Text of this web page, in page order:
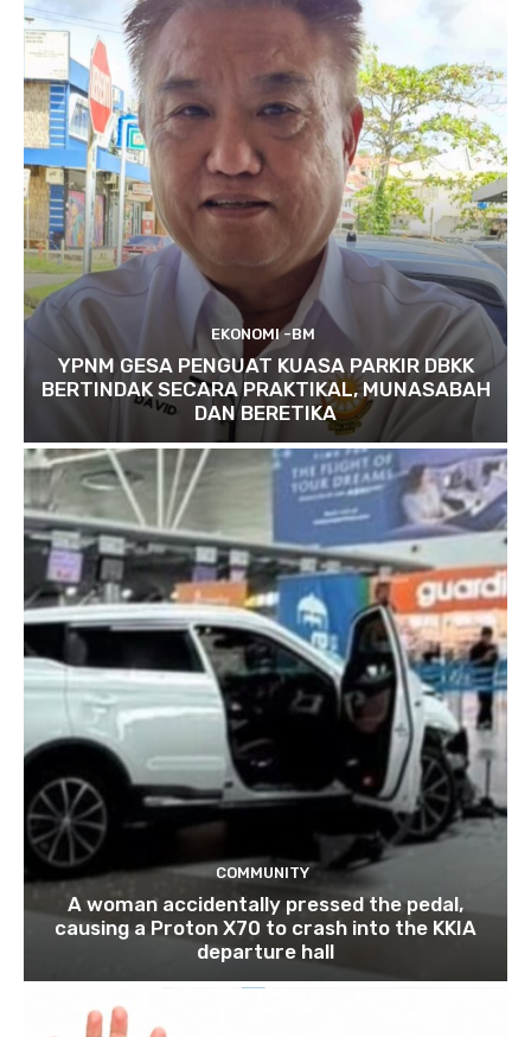
EKONOMI -BM
YPNM GESA PENGUAT KUASA PARKIR DBKK
BERTINDAK SECARA PRAKTIKAL, MUNASABAH
DAN BERETIKA
COMMUNITY
A woman accidentally pressed the pedal,
causing a Proton X70 to crash into the KKIA
departure hall